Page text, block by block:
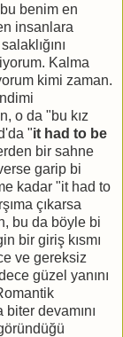
benim en
insanlara
Kalma
kimi zaman.
o da "bu kız
"it had to be
bir sahne
garip bi
kadar "it had to
çıkarsa
bu da böyle bi
bir giriş kısmı
ve gereksiz
güzel yanını
devamını